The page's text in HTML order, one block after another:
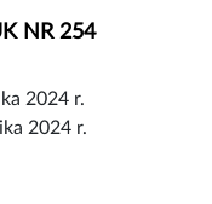
NR 254
2024 r.
2024 r.